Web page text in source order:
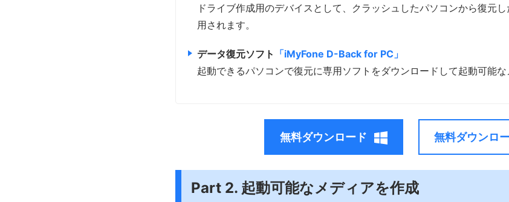
ドライブ作成用のデバイスとして、クラッシュしたパソコンから復元
用されます。
データ復元ソフト 「iMyFone D-Back for PC」
起動できるパソコンで復元に専用ソフトをダウンロードして起動可能な
無料ダウンロード 無料ダウンロ
Part 2. 起動可能なメディアを作成